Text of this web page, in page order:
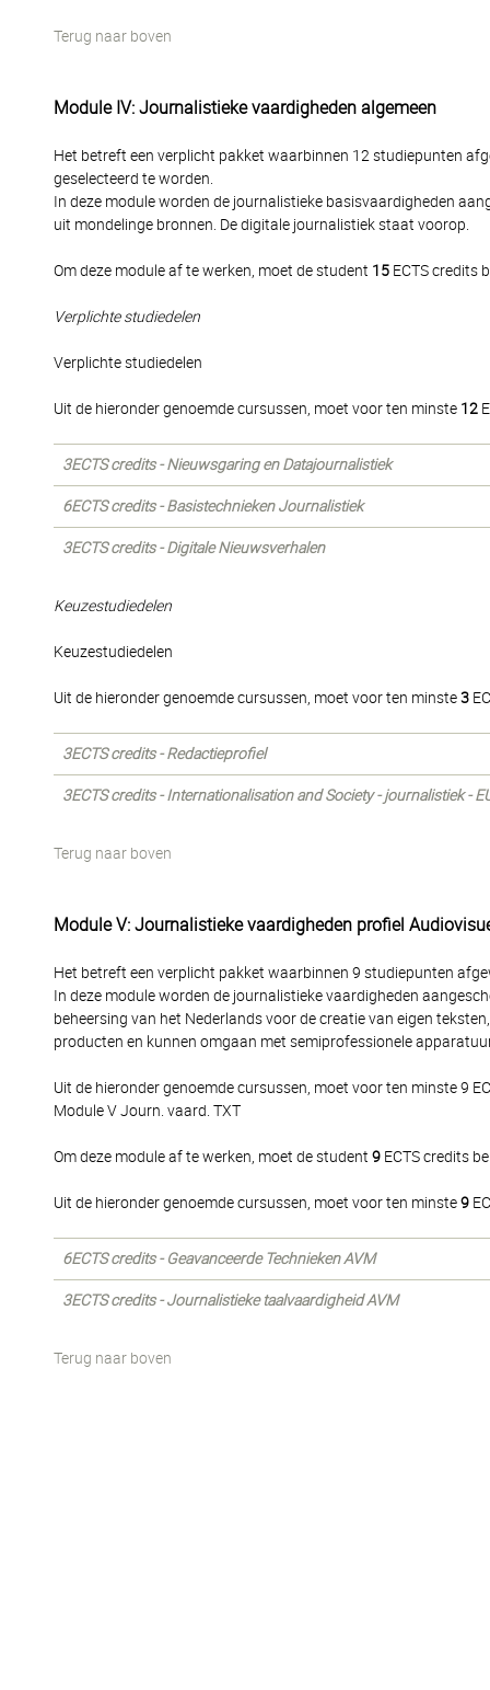
Terug naar boven
Module IV: Journalistieke vaardigheden algemeen
Het betreft een verplicht pakket waarbinnen 12 studiepunten
geselecteerd te worden.
In deze module worden de journalistieke basisvaardigheden
uit mondelinge bronnen. De digitale journalistiek staat voorop.
Om deze module af te werken, moet de student 15 ECTS credits
Verplichte studiedelen
Verplichte studiedelen
Uit de hieronder genoemde cursussen, moet voor ten minste 12
3ECTS credits - Nieuwsgaring en Datajournalistiek
6ECTS credits - Basistechnieken Journalistiek
3ECTS credits - Digitale Nieuwsverhalen
Keuzestudiedelen
Keuzestudiedelen
Uit de hieronder genoemde cursussen, moet voor ten minste3
3ECTS credits - Redactieprofiel
3ECTS credits - Internationalisation and Society - journalistiek -
Terug naar boven
Module V: Journalistieke vaardigheden profiel
Het betreft een verplicht pakket waarbinnen 9 studiepunten
In deze module worden de journalistieke vaardigheden
beheersing van het Nederlands voor de creatie van eigen
producten en kunnen omgaan met semiprofessionele
Uit de hieronder genoemde cursussen, moet voor ten minste 9
Module V Journ. vaard. TXT
Om deze module af te werken, moet de student 9 ECTS credits
Uit de hieronder genoemde cursussen, moet voor ten minste9
6ECTS credits - Geavanceerde Technieken AVM
3ECTS credits - Journalistieke taalvaardigheid AVM
Terug naar boven